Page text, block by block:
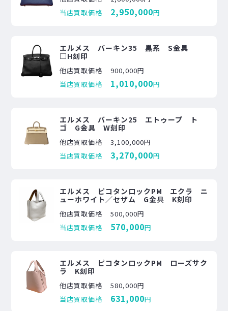
当店買取価格
2,950,000円
エルメス バーキン35 黒系 S金具
□H刻印
他店買取価格
900,000円
当店買取価格
1,010,000円
エルメス バーキン25 エトゥープ ト
ゴ G金具 W刻印
他店買取価格
3,100,000円
当店買取価格
3,270,000円
エルメス ピコタンロックPM エクラ ニ
ューホワイト／セザム G金具 K刻印
他店買取価格
500,000円
当店買取価格
570,000円
エルメス ピコタンロックPM ローズサク
ラ K刻印
他店買取価格
580,000円
当店買取価格
631,000円